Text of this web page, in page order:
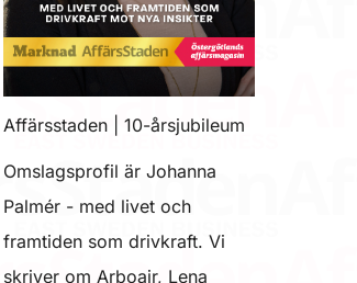
Affärsstaden | 10-årsjubileum
Omslagsprofil är Johanna
Palmér - med livet och
framtiden som drivkraft. Vi
skriver om Arboair, Lena